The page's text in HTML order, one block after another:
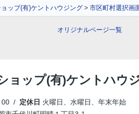
ップ(有)ケントハウジング 市区町村選択画
オリジナルページ一覧
ョップ(有)ケントハウ
00 / 定休日 火曜日、水曜日、年末年始